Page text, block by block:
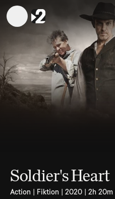
Soldier's Heart
Action | Fiktion | 2020 | 2h 20m